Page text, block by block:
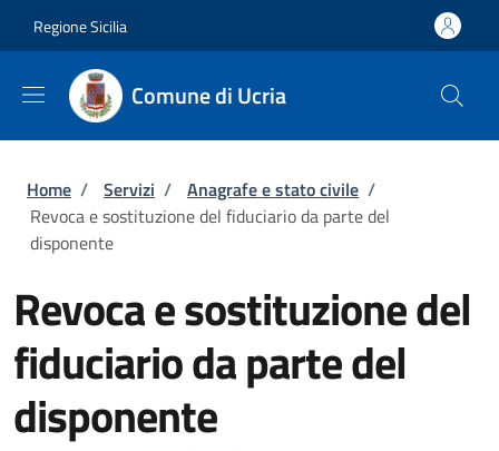
Regione Sicilia
Comune di Ucria
Briciole di pane
Home / Servizi / Anagrafe e stato civile /
Revoca e sostituzione del fiduciario da parte del
disponente
Revoca e sostituzione del
fiduciario da parte del
disponente